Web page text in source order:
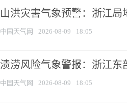
山洪灾害气象预警：浙江
中国天气网 2026-08-09 18:05
渍涝风险气象警报：浙江
中国天气网 2026-08-09 18:05